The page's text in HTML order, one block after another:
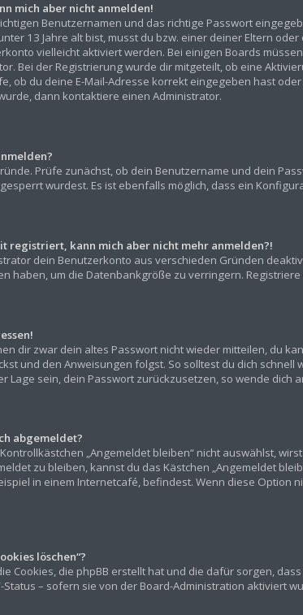
mich aber nicht anmelden!
Benutzernamen und das richtige Passwort
13 Jahre alt bist, musst du bzw. einer deiner Eltern
vielleicht aktiviert werden. Bei einigen Boards
Bei der Registrierung wurde dir mitgeteilt, ob eine
ob du deine E-Mail-Adresse korrekt eingegeben hast
dann kontaktiere einen Administrator.
Prüfe zunächst, ob dein Benutzername und dein
wurdest. Es ist ebenfalls möglich, dass ein
registriert, kann mich aber nicht mehr anmelden?!
dein Benutzerkonto aus verschieden Gründen
haben, um die Datenbankgröße zu verringern.
dir zwar dein altes Passwort nicht wieder mitteilen, du
und den Anweisungen folgst. So solltest du dich schnell
Lage sein, dein Passwort zurückzusetzen, so wende dich
abgemeldet?
„Angemeldet bleiben“ nicht auswählst,
zu bleiben, kannst du das Kästchen „Angemeldet
in einem Internetcafé, befindest. Wenn diese
löschen“?
Cookies, die phpBB erstellt hat und die dafür sorgen,
Status – sofern sie von der Board-Administration aktiviert